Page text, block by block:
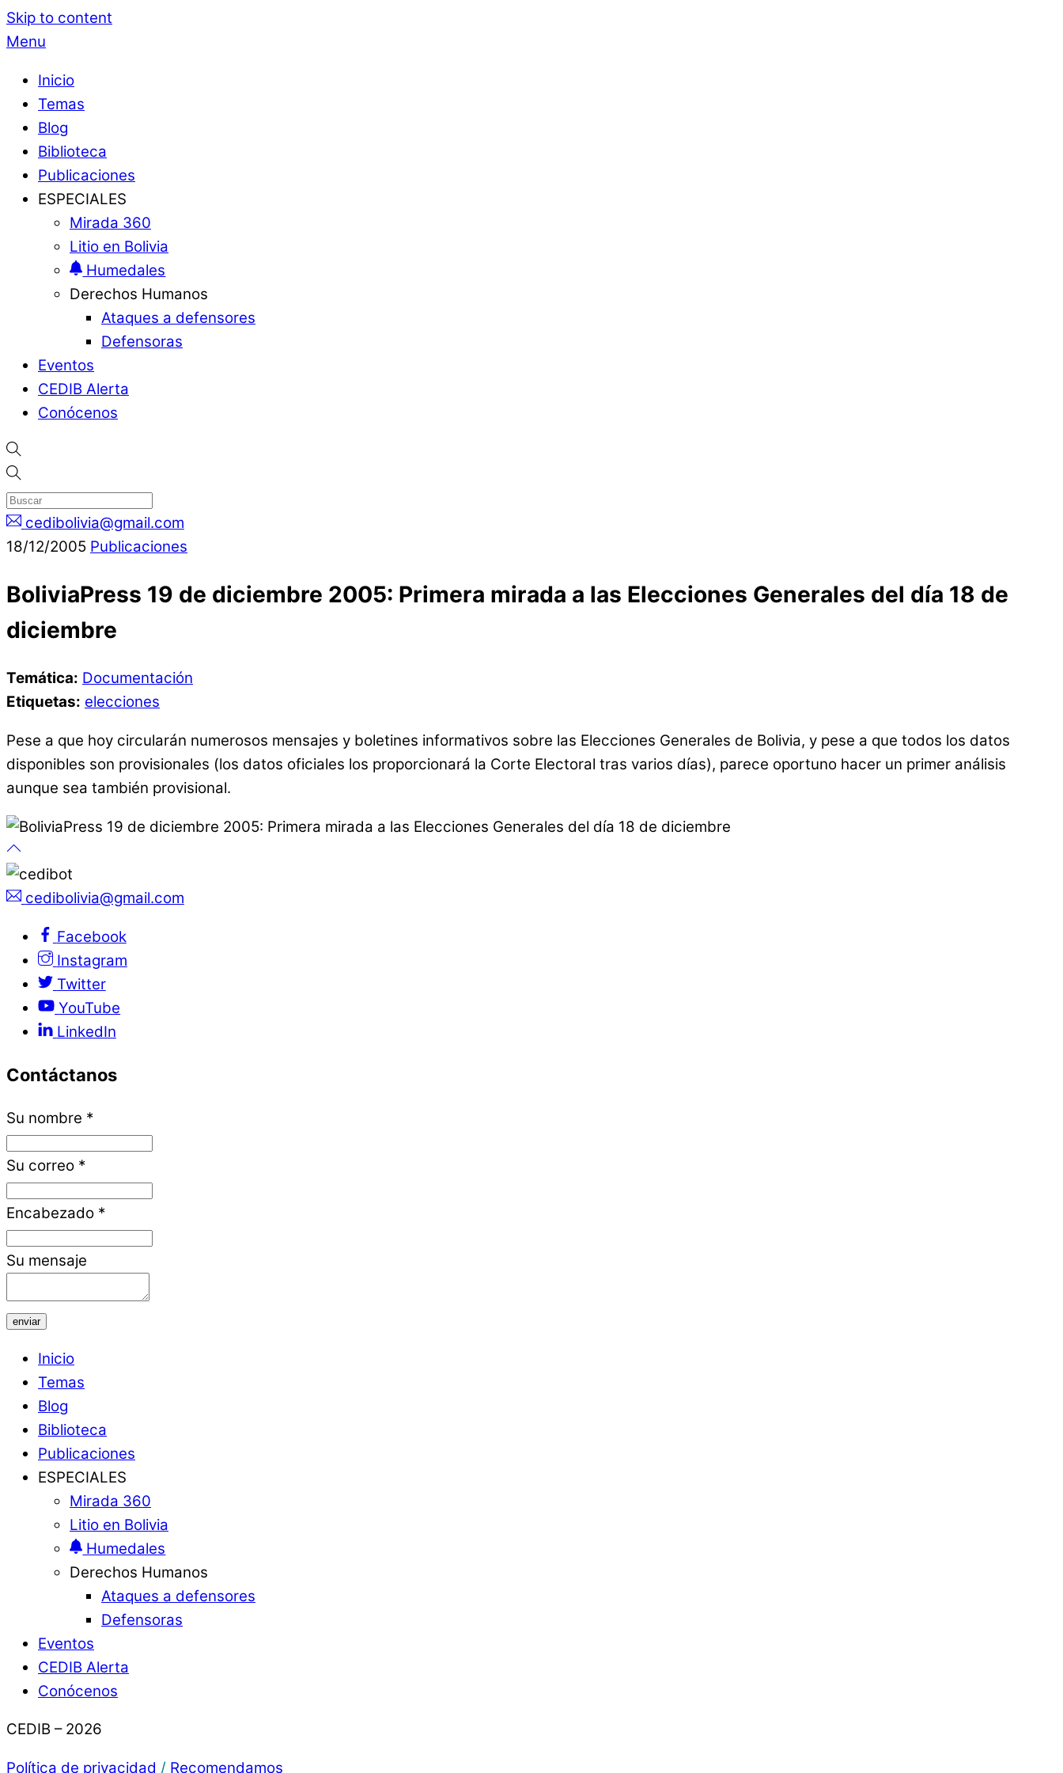
Skip to content
Menu
Inicio
Temas
Blog
Biblioteca
Publicaciones
ESPECIALES
Mirada 360
Litio en Bolivia
Humedales
Derechos Humanos
Ataques a defensores
Defensoras
Eventos
CEDIB Alerta
Conócenos
cedibolivia@gmail.com
18/12/2005 Publicaciones
BoliviaPress 19 de diciembre 2005: Primera mirada a las Elecciones Generales del día 18 de
diciembre
Temática: Documentación
Etiquetas: elecciones
Pese a que hoy circularán numerosos mensajes y boletines informativos sobre las Elecciones Generales de Bolivia, y pese a que todos los datos
disponibles son provisionales (los datos oficiales los proporcionará la Corte Electoral tras varios días), parece oportuno hacer un primer análisis
aunque sea también provisional.
cedibolivia@gmail.com
Facebook
Instagram
Twitter
YouTube
LinkedIn
Contáctanos
Su nombre *
Su correo *
Encabezado *
Su mensaje
enviar
Inicio
Temas
Blog
Biblioteca
Publicaciones
ESPECIALES
Mirada 360
Litio en Bolivia
Humedales
Derechos Humanos
Ataques a defensores
Defensoras
Eventos
CEDIB Alerta
Conócenos
CEDIB – 2026
Política de privacidad / Recomendamos